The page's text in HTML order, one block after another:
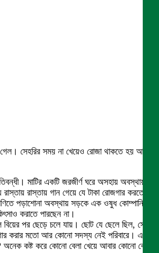
সেহরির সময় না খেয়েও রোজা থাকতে হয় আবার
মাটির একটি জরজীর্ণ ঘরে অসহায় অবস্থায়
রাস্তায় গান গেয়ে যে টাকা রোজগার করতেন
পড়াশোনা অবস্থায় সড়কে এক ওষুধ কোম্পানি
করাতে পারছেন না।
পর ছেড়ে চলে যায়। ছোট যে ছেলে ছিল, সেও
করার মতো আর কোনো সদস্য নেই পরিবারে। এখন
কষ্ট করে কোনো বেলা খেয়ে আবার কোনো বেলা